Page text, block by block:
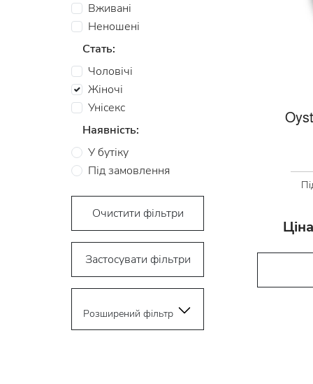
Вживані
Неношені
Стать:
Чоловічі
Жіночі
Унісекс
Наявність:
У бутіку
Під замовлення
Очистити фільтри
Застосувати фільтри
Розширений фільтр